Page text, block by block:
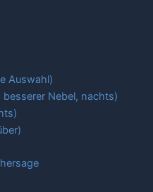
Auswahl)
Nebel, nachts)